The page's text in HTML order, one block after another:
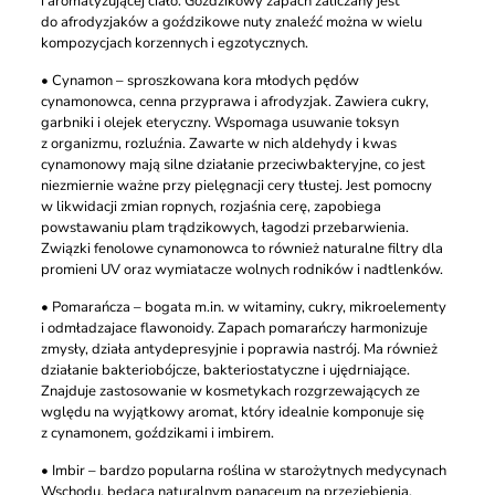
do afrodyzjaków a goździkowe nuty znaleźć można w wielu
kompozycjach korzennych i egzotycznych.
• Cynamon – sproszkowana kora młodych pędów
cynamonowca, cenna przyprawa i afrodyzjak. Zawiera cukry,
garbniki i olejek eteryczny. Wspomaga usuwanie toksyn
z organizmu, rozluźnia. Zawarte w nich aldehydy i kwas
cynamonowy mają silne działanie przeciwbakteryjne, co jest
niezmiernie ważne przy pielęgnacji cery tłustej. Jest pomocny
w likwidacji zmian ropnych, rozjaśnia cerę, zapobiega
powstawaniu plam trądzikowych, łagodzi przebarwienia.
Związki fenolowe cynamonowca to również naturalne filtry dla
promieni UV oraz wymiatacze wolnych rodników i nadtlenków.
• Pomarańcza – bogata m.in. w witaminy, cukry, mikroelementy
i odmładzajace flawonoidy. Zapach pomarańczy harmonizuje
zmysły, działa antydepresyjnie i poprawia nastrój. Ma również
działanie bakteriobójcze, bakteriostatyczne i ujędrniające.
Znajduje zastosowanie w kosmetykach rozgrzewających ze
wględu na wyjątkowy aromat, który idealnie komponuje się
z cynamonem, goździkami i imbirem.
• Imbir – bardzo popularna roślina w starożytnych medycynach